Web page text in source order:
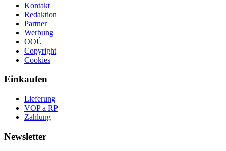
Kontakt
Redaktion
Partner
Werbung
OOÚ
Copyright
Cookies
Einkaufen
Lieferung
VOP a RP
Zahlung
Newsletter